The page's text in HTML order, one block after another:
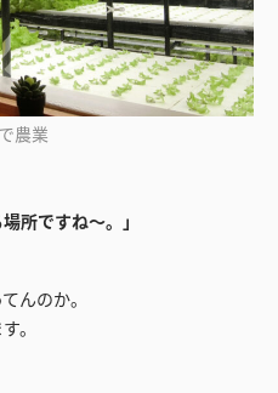
農業
所ですね～。」
んのか。
。